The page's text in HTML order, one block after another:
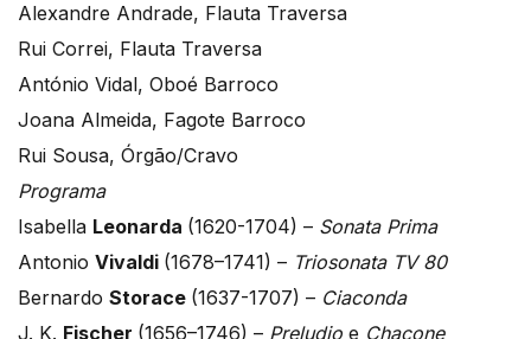
Alexandre Andrade, Flauta Traversa
Rui Correi, Flauta Traversa
António Vidal, Oboé Barroco
Joana Almeida, Fagote Barroco
Rui Sousa, Órgão/Cravo
Programa
Isabella Leonarda (1620-1704) – Sonata Prima
Antonio Vivaldi (1678–1741) – Triosonata TV 80
Bernardo Storace (1637-1707) – Ciaconda
J. K. Fischer (1656–1746) – Preludio e Chacone